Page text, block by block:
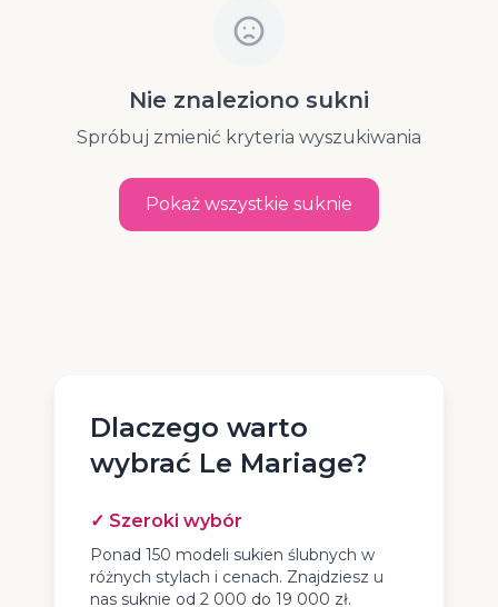
Wyczyść filtry
Nie znaleziono sukni
Spróbuj zmienić kryteria wyszukiwania
Pokaż wszystkie suknie
Dlaczego warto
wybrać Le Mariage?
✓ Szeroki wybór
Ponad 150 modeli sukien ślubnych w
różnych stylach i cenach. Znajdziesz u
nas suknie od 2 000 do 19 000 zł.